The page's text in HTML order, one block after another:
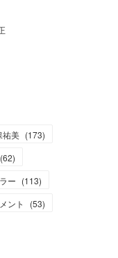
祐美 (173)
(62)
ー (113)
ント (53)